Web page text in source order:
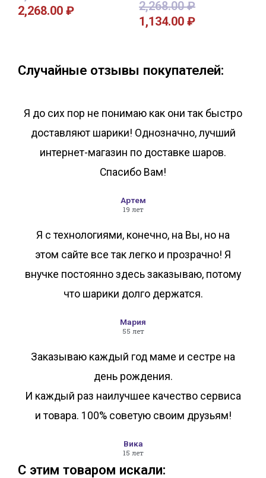
2,268.00 ₽ 2,268.00₽
1,134.00 ₽
Случайные отзывы покупателей:
Я до сих пор не понимаю как они так быстро
доставляют шарики! Однозначно, лучший
интернет-магазин по доставке шаров.
Спасибо Вам!
Артем
19 лет
Я с технологиями, конечно, на Вы, но на
этом сайте все так легко и прозрачно! Я
внучке постоянно здесь заказываю, потому
что шарики долго держатся.
Мария
55 лет
Заказываю каждый год маме и сестре на
день рождения.
И каждый раз наилучшее качество сервиса
и товара. 100% советую своим друзьям!
Вика
15 лет
С этим товаром искали: